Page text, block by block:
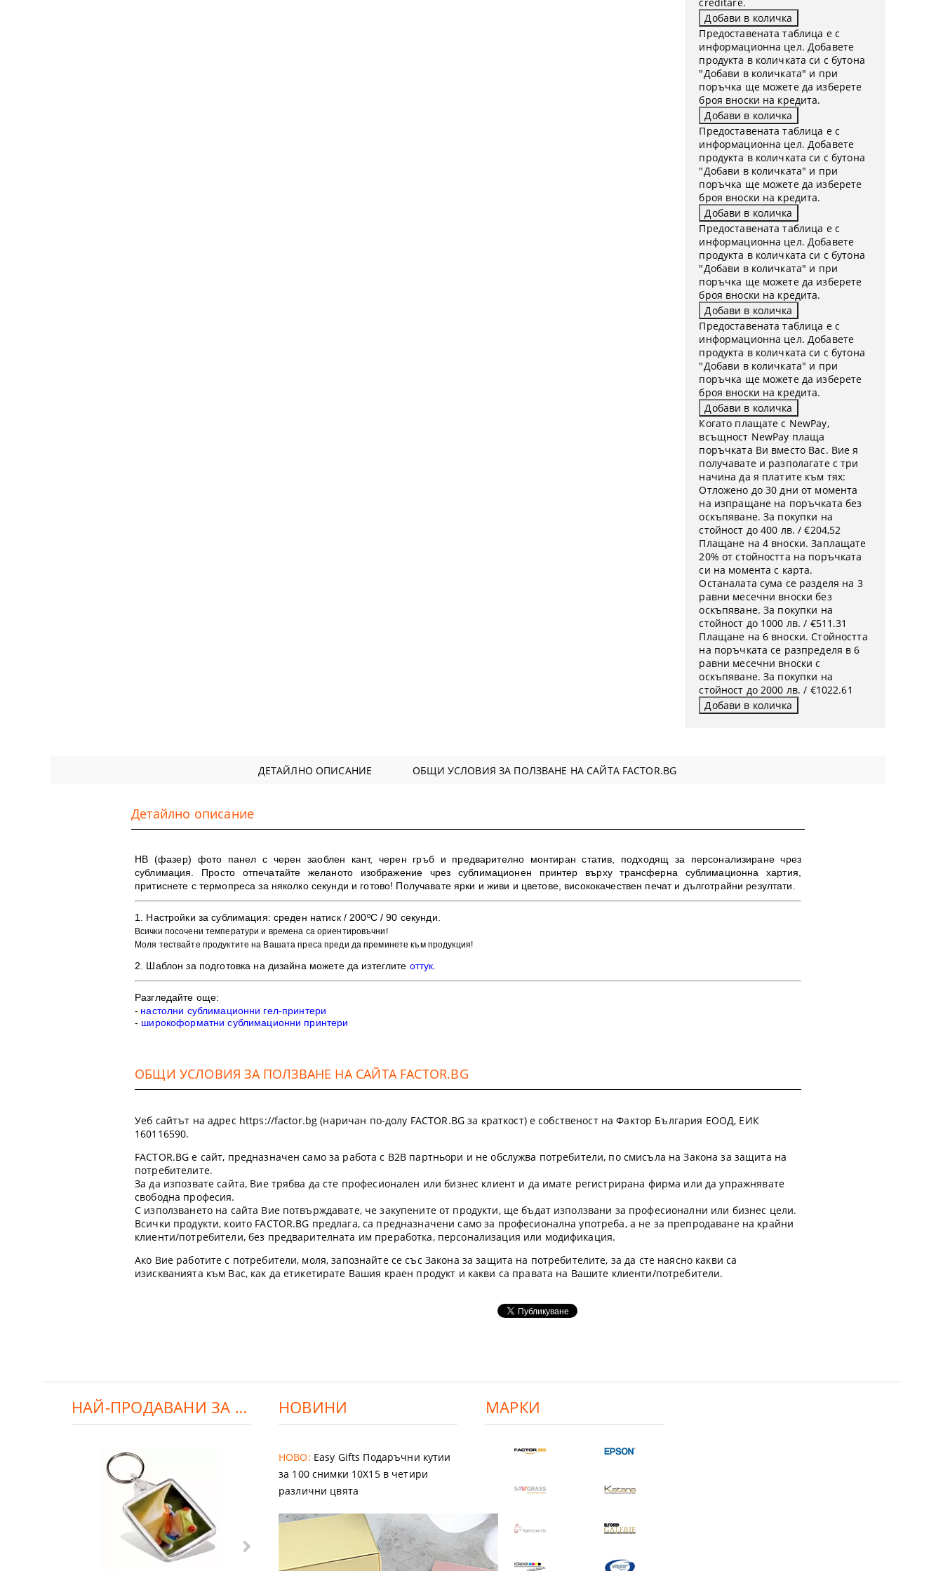
Предоставената таблица е с
информационна цел. Добавете
продукта в количката си с бутона
"Добави в количката" и при
поръчка ще можете да изберете
броя вноски на кредита.
Предоставената таблица е с
информационна цел. Добавете
продукта в количката си с бутона
"Добави в количката" и при
поръчка ще можете да изберете
броя вноски на кредита.
Предоставената таблица е с
информационна цел. Добавете
продукта в количката си с бутона
"Добави в количката" и при
поръчка ще можете да изберете
броя вноски на кредита.
Предоставената таблица е с
информационна цел. Добавете
продукта в количката си с бутона
"Добави в количката" и при
поръчка ще можете да изберете
броя вноски на кредита.
Когато плащате с NewPay,
всъщност NewPay плаща
поръчката Ви вместо Вас. Вие я
получавате и разполагате с три
начина да я платите към тях:
Отложено до 30 дни от момента
на изпращане на поръчката без
оскъпяване. За покупки на
стойност до 400 лв. / €204,52
Плащане на 4 вноски. Заплащате
20% от стойността на поръчката
си на момента с карта.
Останалата сума се разделя на 3
равни месечни вноски без
оскъпяване. За покупки на
стойност до 1000 лв. / €511.31
Плащане на 6 вноски. Стойността
на поръчката се разпределя в 6
равни месечни вноски с
оскъпяване. За покупки на
стойност до 2000 лв. / €1022.61
ДЕТАЙЛНО ОПИСАНИЕ ОБЩИ УСЛОВИЯ ЗА ПОЛЗВАНЕ НА САЙТА FACTOR.BG
Детайлно описание
HB (фазер) фото панел с черен заоблен кант, черен гръб и предварително монтиран статив, подходящ за персонализиране чрез
сублимация. Просто отпечатайте желаното изображение чрез сублимационен принтер върху трансферна сублимационна хартия,
притиснете с термопреса за няколко секунди и готово! Получавате ярки и живи и цветове, висококачествен печат и дълготрайни резултати
1. ​Настройки за сублимация: среден натиск / 200ºC / 90 секунди.
Всички посочени температури и времена са ориентировъчни!
Моля тествайте продуктите на Вашата преса преди да преминете към продукция!
2. Шаблон за подготовка на дизайна можете да изтеглите оттук
Разгледайте още:
- настолни сублимационни гел-принтери
- широкоформатни сублимационни принтери
ОБЩИ УСЛОВИЯ ЗА ПОЛЗВАНЕ НА САЙТА FACTOR.BG
Уеб сайтът на адрес https://factor.bg (наричан по-долу FACTOR.BG за краткост) е собственост на Фактор България ЕООД, ЕИК
160116590.
FACTOR.BG е сайт, предназначен само за работа с B2B партньори и не обслужва потребители, по смисъла на Закона за защита на
потребителите.
За да изпозвате сайта, Вие трябва да сте професионален или бизнес клиент и да имате регистрирана фирма или да упражнявате
свободна професия.
С използването на сайта Вие потвърждавате, че закупените от продукти, ще бъдат използвани за професионални или бизнес цели.
Всички продукти, които FACTOR.BG предлага, са предназначени само за професионална употреба, а не за препродаване на крайни
клиенти/потребители, без предварителната им преработка, персонализация или модификация.
Ако Вие работите с потребители, моля, запознайте се със Закона за защита на потребителите, за да сте наясно какви са
изискванията към Вас, как да етикетирате Вашия краен продукт и какви са правата на Вашите клиенти/потребители.
НАЙ-ПРОДАВАНИ ЗА ДЕНЯ: НОВИНИ
НОВО: Easy Gifts Подаръчни кутии
за 100 снимки 10X15 в четири
различни цвята
МАРКИ